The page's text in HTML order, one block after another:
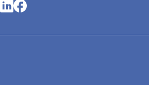
Opens in a new tab
Opens in a new tab